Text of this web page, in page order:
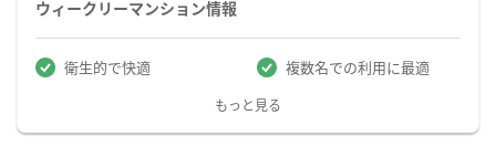
ウィークリーマンション情報
衛生的で快適 複数名での利用に最適
もっと見る